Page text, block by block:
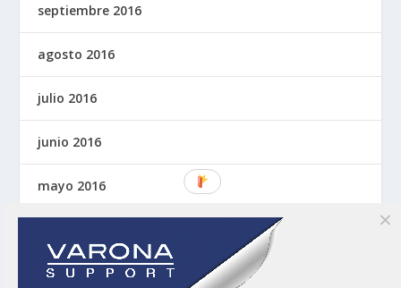
septiembre 2016
agosto 2016
julio 2016
junio 2016
mayo 2016
marzo 2016